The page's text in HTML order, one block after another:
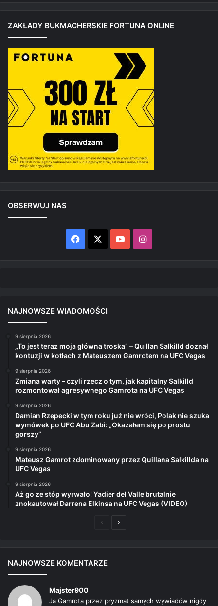
ZAKŁADY BUKMACHERSKIE FORTUNA ONLINE
OBSERWUJ NAS
Facebook YouTubeInstagram
NAJNOWSZE WIADOMOŚCI
9 sierpnia 2026
„To jest teraz moja główna troska” – Quillan Salkilld doznał
kontuzji w kotłach z Mateuszem Gamrotem na UFC Vegas
9 sierpnia 2026
Zmiana warty – czyli rzecz o tym, jak kapitalny Salkilld
rozmontował agresywnego Gamrota na UFC Vegas
9 sierpnia 2026
Damian Rzepecki w tym roku już nie wróci, Polak nie szuka
wymówek po UFC Abu Zabi: „Okazałem się po prostu
gorszy”
9 sierpnia 2026
Mateusz Gamrot zdominowany przez Quillana Salkillda na
UFC Vegas
9 sierpnia 2026
Aż go ze stóp wyrwało! Yadier del Valle brutalnie
znokautował Darrena Elkinsa na UFC Vegas (VIDEO)
PoprzedniaNastępna
NAJNOWSZE KOMENTARZE
Majster900
Ja Gamrota przez pryzmat samych wywiadów nigdy